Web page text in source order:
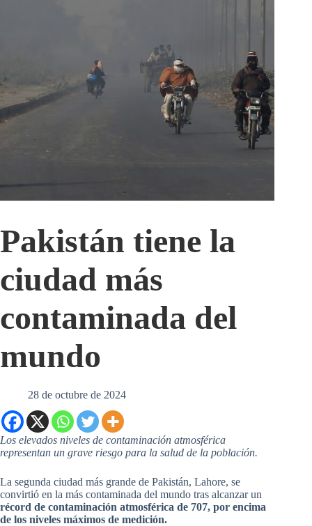
Pakistán tiene la
ciudad más
contaminada del
mundo
28 de octubre de 2024
Los elevados niveles de contaminación atmosférica
representan un grave riesgo para la salud de la población.
La segunda ciudad más grande de Pakistán, Lahore, se
convirtió en la más contaminada del mundo tras alcanzar un
récord de contaminación atmosférica de 707, por encima
de los niveles máximos de medición.